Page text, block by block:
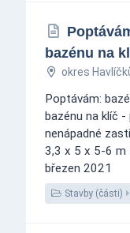
bazénu na
okres
Poptávám:
bazénu na klíč
nenápadné
3,3 x 5 x 5-6 m
březen 2021
Stavby (části)